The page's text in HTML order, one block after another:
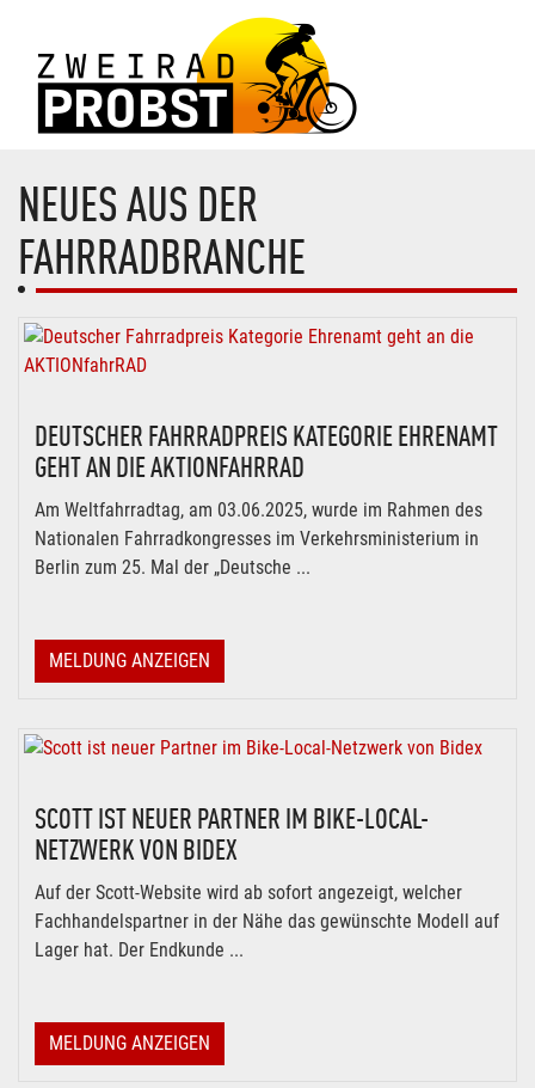
NEUES AUS DER
FAHRRADBRANCHE
DEUTSCHER FAHRRADPREIS KATEGORIE EHRENAMT
GEHT AN DIE AKTIONFAHRRAD
Am Weltfahrradtag, am 03.06.2025, wurde im Rahmen des
Nationalen Fahrradkongresses im Verkehrsministerium in
Berlin zum 25. Mal der „Deutsche ...
MELDUNG ANZEIGEN
SCOTT IST NEUER PARTNER IM BIKE-LOCAL-
NETZWERK VON BIDEX
Auf der Scott-Website wird ab sofort angezeigt, welcher
Fachhandelspartner in der Nähe das gewünschte Modell auf
Lager hat. Der Endkunde ...
MELDUNG ANZEIGEN